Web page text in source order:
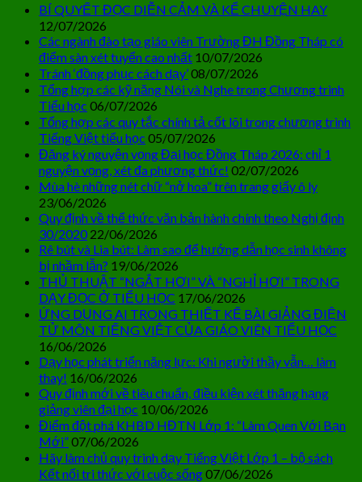
BÍ QUYẾT ĐỌC DIỄN CẢM VÀ KỂ CHUYỆN HAY
12/07/2026
Các ngành đào tạo giáo viên Trường ĐH Đồng Tháp có
điểm sàn xét tuyển cao nhất 10/07/2026
Tránh ‘đồng phục cách dạy’08/07/2026
Tổng hợp các kỹ năng Nói và Nghe trong Chương trình
Tiểu học 06/07/2026
Tổng hợp các quy tắc chính tả cốt lõi trong chương trình
Tiếng Việt tiểu học 05/07/2026
Đăng ký nguyện vọng Đại học Đồng Tháp 2026: chỉ 1
nguyện vọng, xét đa phương thức! 02/07/2026
Mùa hè những nét chữ “nở hoa” trên trang giấy ô ly
23/06/2026
Quy định về thể thức văn bản hành chính theo Nghị định
30/2020 22/06/2026
Rê bút và Lia bút: Làm sao để hướng dẫn học sinh không
bị nhầm lẫn? 19/06/2026
THỦ THUẬT “NGẮT HƠI” VÀ “NGHỈ HƠI” TRONG
DẠY ĐỌC Ở TIỂU HỌC 17/06/2026
ỨNG DỤNG AI TRONG THIẾT KẾ BÀI GIẢNG ĐIỆN
TỬ MÔN TIẾNG VIỆT CỦA GIÁO VIÊN TIỂU HỌC
16/06/2026
Dạy học phát triển năng lực: Khi người thầy vẫn… làm
thay! 16/06/2026
Quy định mới về tiêu chuẩn, điều kiện xét thăng hạng
giảng viên đại học 10/06/2026
Điểm đột phá KHBD HĐTN Lớp 1: “Làm Quen Với Bạn
Mới”07/06/2026
Hãy làm chủ quy trình dạy Tiếng Việt Lớp 1 – bộ sách
Kết nối tri thức với cuộc sống07/06/2026